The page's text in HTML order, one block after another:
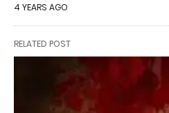
4 YEARS AGO
RELATED POST